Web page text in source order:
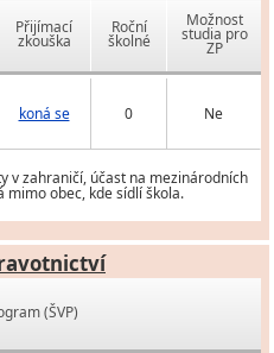
Přijímací
zkouška
Roční
školné
Možnost
studia pro
ZP
koná se 0 Ne
v zahraničí, účast na mezinárodních
mimo obec, kde sídlí škola.
(ŠVP)